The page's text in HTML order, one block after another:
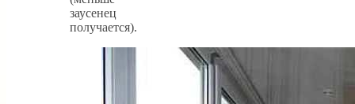
заусенец
получается).